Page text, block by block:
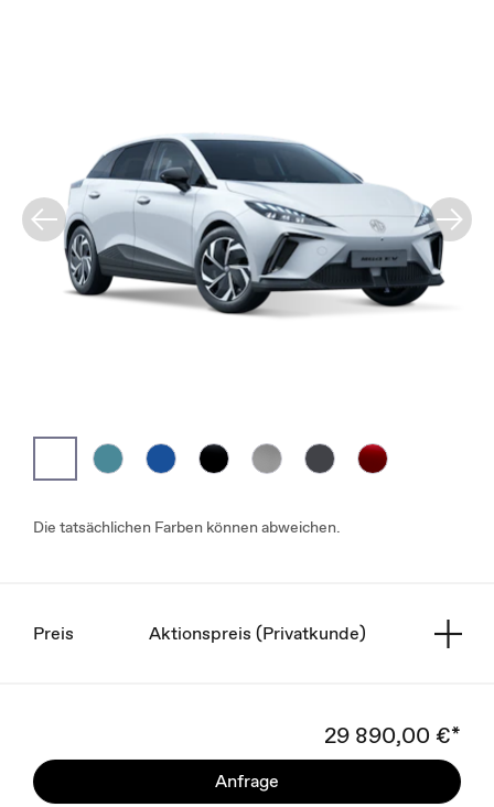
Die tatsächlichen Farben können abweichen.
Preis Aktionspreis (Privatkunde)
29 890,00 €*
Anfrage